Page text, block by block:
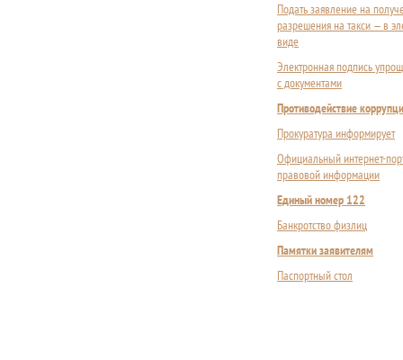
Подать заявление на
разрешения на такси — в
виде
Электронная подпись
с документами
Противодействие
Прокуратура информирует
Официальный интернет-
правовой информации
Единый номер 122
Банкротство физлиц
Памятки заявителям
Паспортный стол